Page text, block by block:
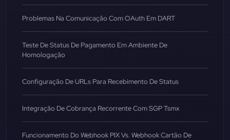
Problemas Na Comunicação Com OAuth Em DART
Teste De Status De Pagamento Em Ambiente De
Homologação
Configuração De URLs Para Recebimento De Status
Integração De Cobrança Recorrente Com SGP Tsmx
Funcionamento Do Webhook PIX Vs. Webhook Cartão De